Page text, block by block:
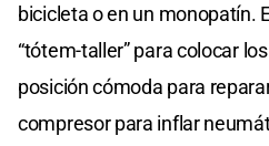
bicicleta o en un monopatín.
“tótem-taller” para colocar
posición cómoda para
compresor para inflar